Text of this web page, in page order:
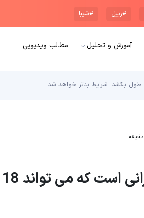
#ریپل #شیبا
آموزش و تحلیل
مطالب ویدیویی
ایلان ماسک: اقتصاد ایالات متحده در بحرانی است که می تواند 18